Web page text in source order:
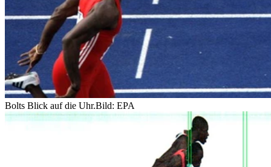
Bolts Blick auf die Uhr.Bild: EPA